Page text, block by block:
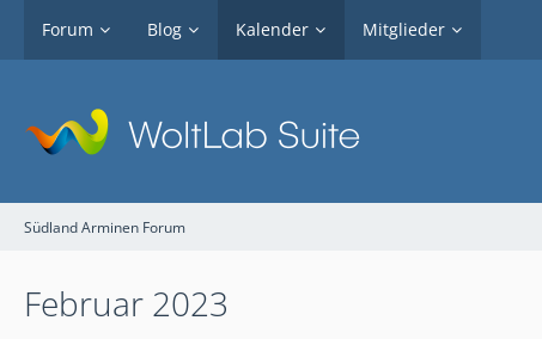
Forum Blog Kalender Mitglieder
Südland Arminen Forum
Februar 2023